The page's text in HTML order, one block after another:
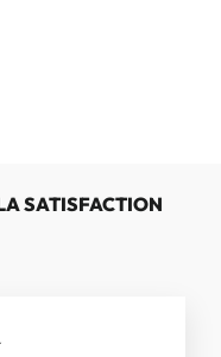
SATISFACTION